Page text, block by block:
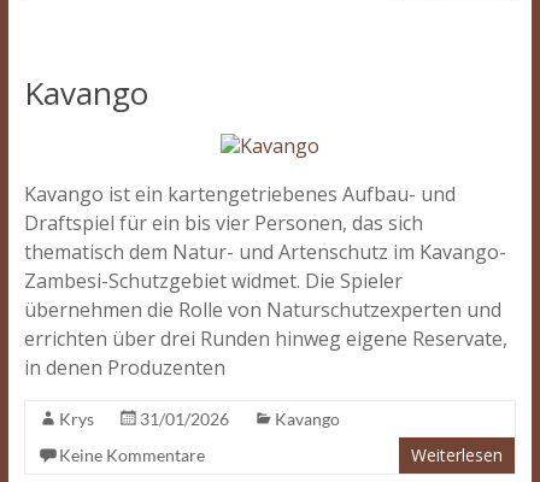
Kavango
Kavango ist ein kartengetriebenes Aufbau- und
Draftspiel für ein bis vier Personen, das sich
thematisch dem Natur- und Artenschutz im Kavango-
Zambesi-Schutzgebiet widmet. Die Spieler
übernehmen die Rolle von Naturschutzexperten und
errichten über drei Runden hinweg eigene Reservate,
in denen Produzenten
Krys 31/01/2026
Kavango
Keine Kommentare
Weiterlesen